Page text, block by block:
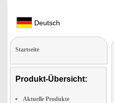
Deutsch
Startseite
Produkt-Übersicht:
Aktuelle Produkte